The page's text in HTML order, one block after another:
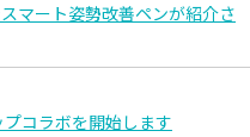
マート姿勢改善ペンが紹介さ
プコラボを開始します